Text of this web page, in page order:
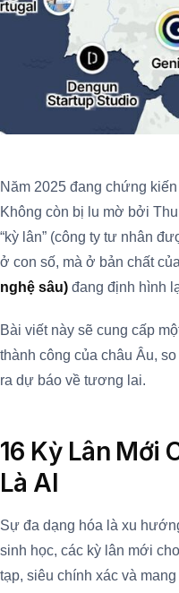
Năm 2025 đang chứng
Không còn bị lu mờ bởi
“kỳ lân” (công ty tư nhân
ở con số, mà ở bản chất
nghệ sâu) đang định hình
Bài viết này sẽ cung cấp
thành công của châu Âu,
ra dự báo về tương lai.
16 Kỳ Lân Mới
Là AI
Sự đa dạng hóa là xu
sinh học, các kỳ lân mới
tạp, siêu chính xác và